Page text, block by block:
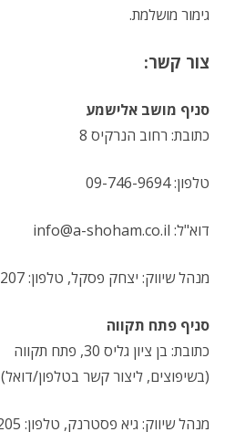
גימור מושלמת.
צור קשר:
סניף מושב אלישמע
כתובת: רחוב הנרקיס 8
טלפון: 09-746-9694
דוא"ל: info@a-shoham.co.il
מנהל שיווק: יצחק פסקל, טלפון: 050-680-1207
סניף פתח תקווה
כתובת: בן ציון גליס 30, פתח תקווה
(בשיפוצים, ליצור קשר בטלפון/דואל)
מנהל שיווק: גיא פסטרנק, טלפון: 050-680-1205